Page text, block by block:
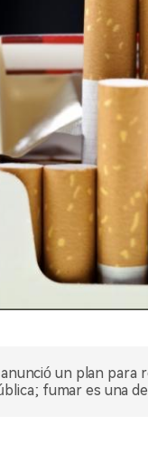
anunció un plan
fumar es una